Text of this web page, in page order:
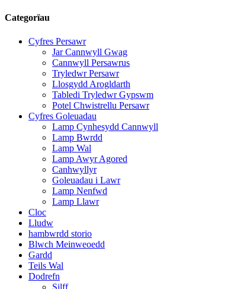
Categorïau
Cyfres Persawr
Jar Cannwyll Gwag
Cannwyll Persawrus
Tryledwr Persawr
Llosgydd Arogldarth
Tabledi Tryledwr Gypswm
Potel Chwistrellu Persawr
Cyfres Goleuadau
Lamp Cynhesydd Cannwyll
Lamp Bwrdd
Lamp Wal
Lamp Awyr Agored
Canhwyllyr
Goleuadau i Lawr
Lamp Nenfwd
Lamp Llawr
Cloc
Lludw
hambwrdd storio
Blwch Meinweoedd
Gardd
Teils Wal
Dodrefn
Silff